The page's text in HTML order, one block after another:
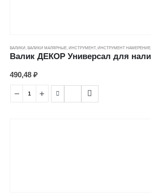
ВАЛИКИ ВАЛИКИ МАЛЯРНЫЕ ИНСТРУМЕНТ, ИНСТРУМЕНТ НАМЕРЕНИЕ
490,48 ₽